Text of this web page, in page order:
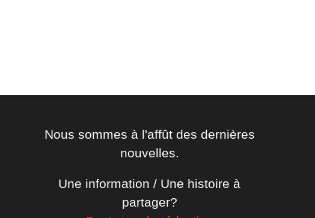
Nous sommes à l'affût des dernières
nouvelles.
Une information / Une histoire à
partager?